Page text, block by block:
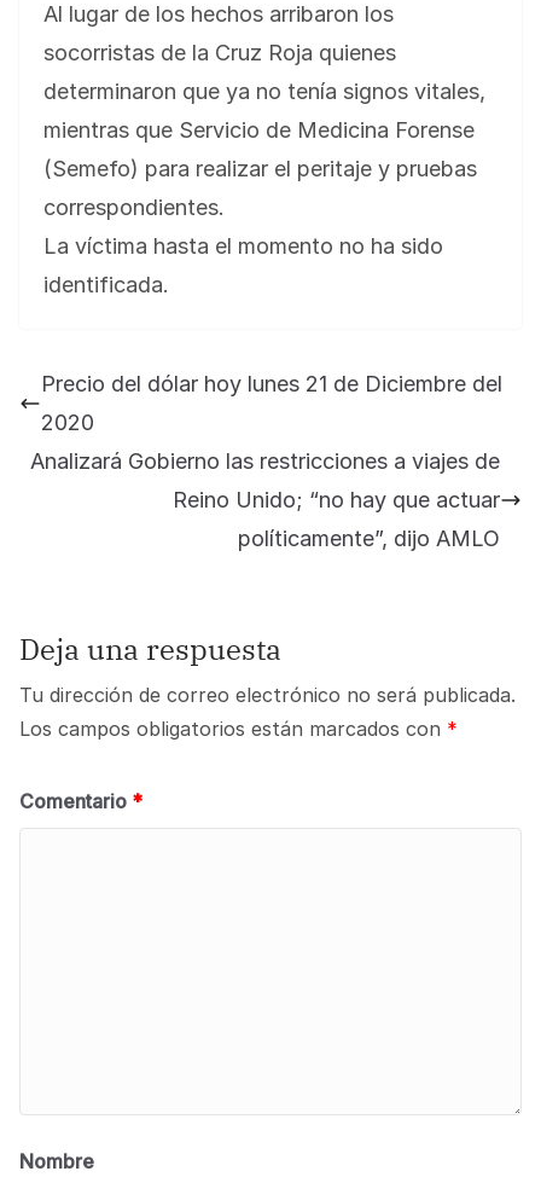
Al lugar de los hechos arribaron los
socorristas de la Cruz Roja quienes
determinaron que ya no tenía signos vitales,
mientras que Servicio de Medicina Forense
(Semefo) para realizar el peritaje y pruebas
correspondientes.
La víctima hasta el momento no ha sido
identificada.
Precio del dólar hoy lunes 21 de Diciembre del
2020
Analizará Gobierno las restricciones a viajes de
Reino Unido; “no hay que actuar
políticamente”, dijo AMLO
Deja una respuesta
Tu dirección de correo electrónico no será publicada.
Los campos obligatorios están marcados con *
Comentario *
Nombre